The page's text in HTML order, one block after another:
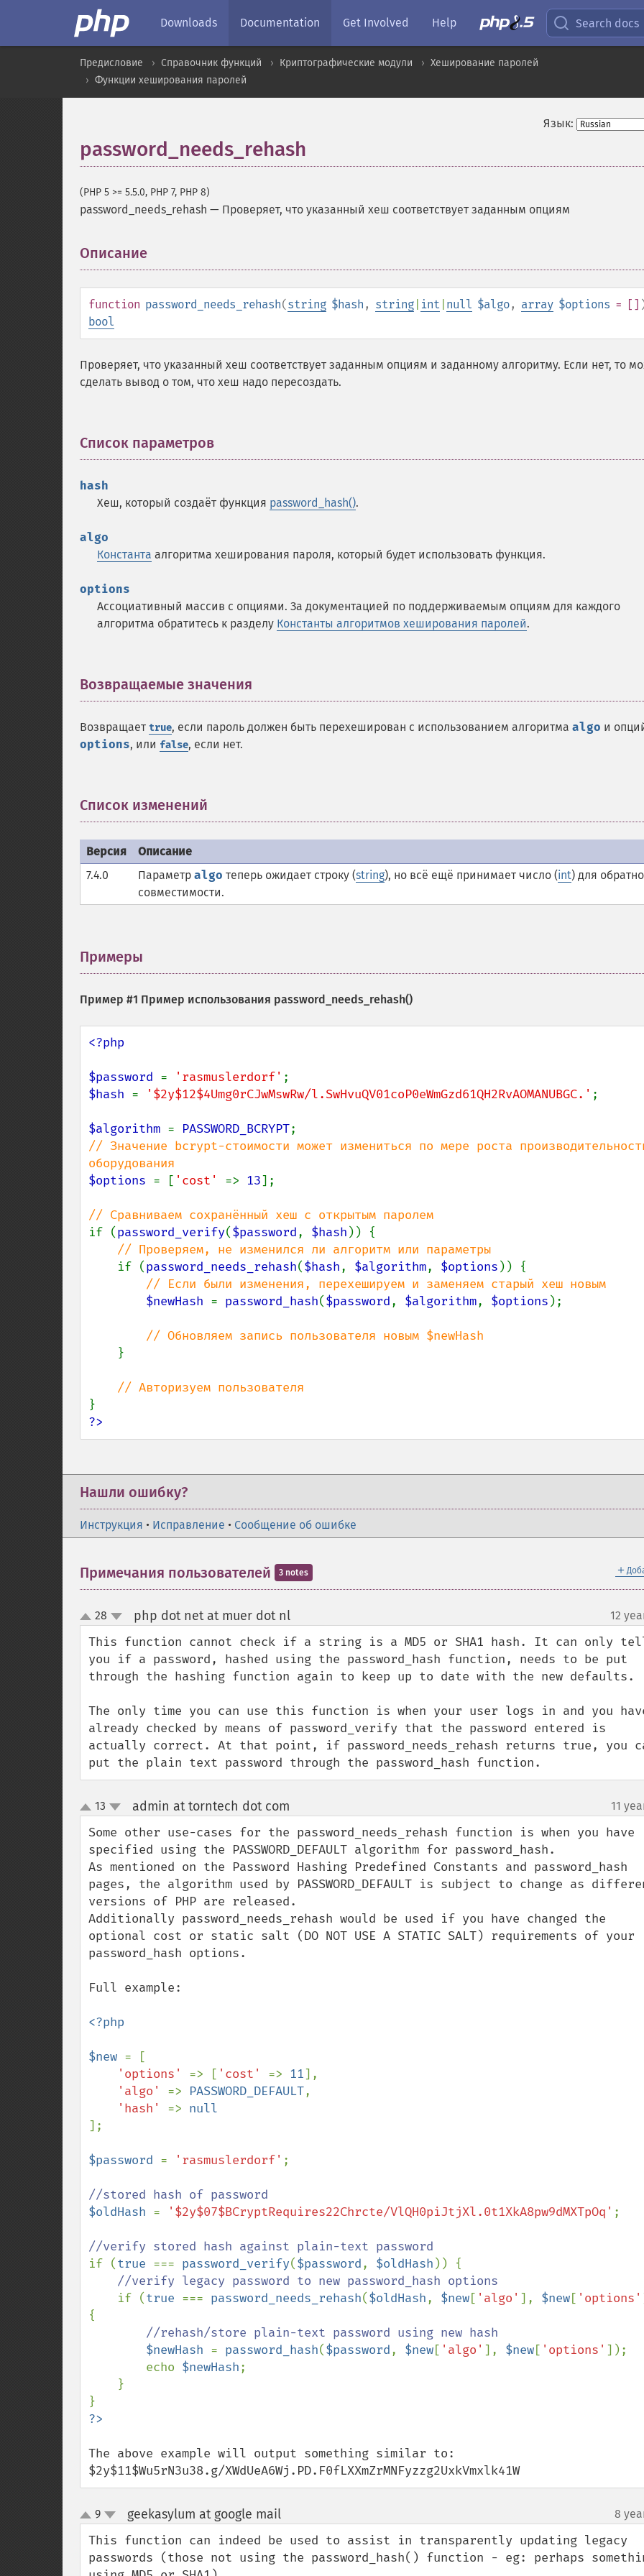
Downloads Documentation Get Involved Help Search docs
Предисловие Справочник функций Криптографические модули
Хеширование паролей
Функции хеширования паролей
Язык:
password_needs_rehash
(PHP 5 >= 5.5.0, PHP 7, PHP 8)
password_needs_rehash — Проверяет, что указанный хеш соответствует заданным опциям
Описание
function password_needs_rehash(string $hash , string int null $algo, array $options = []
bool
Проверяет, что указанный хеш соответствует заданным опциям и заданному алгоритму. Если нет, то
сделать вывод о том, что хеш надо пересоздать.
Список параметров
hash
Хеш, который создаёт функция password_hash().
algo
Константа алгоритма хеширования пароля, который будет использовать функция.
options
Ассоциативный массив с опциями. За документацией по поддерживаемым опциям для каждого
алгоритма обратитесь к разделу Константы алгоритмов хеширования паролей.
Возвращаемые значения
Возвращает true, если пароль должен быть перехеширован с использованием алгоритма algo и
options, или false, если нет.
Список изменений
Версия
Описание
7.4.0
Параметр algo теперь ожидает строку (string), но всё ещё принимает число (int) для
совместимости.
Примеры
Пример #1 Пример использования password_needs_rehash()
<?php
$password = 'rasmuslerdorf'
$hash = '$2y$12$4Umg0rCJwMswRw/l.SwHvuQV01coP0eWmGzd61QH2RvAOMANUBGC.' ;
$algorithm = PASSWORD_BCRYPT
// Значение bcrypt-стоимости может измениться по мере роста
$options = [ 'cost' => 13];
if (password_verify($password, $hash )) {
// Проверяем, не изменился ли алгоритм или параметры
if (password_needs_rehash($hash, $algorithm, $options )) {
// Если были изменения, перехешируем и заменяем старый хеш новым
$newHash = password_hash($password, $algorithm, $options );
// Обновляем запись пользователя новым $newHash
}
?>
Нашли ошибку?
Инструкция • Исправление • Сообщение об ошибке
＋
Примечания пользователей 3 notes
up
down
28 php dot net at muer dot nl¶ 12
This function cannot check if a string is a MD5 or SHA1 hash. It can only
you if a password, hashed using the password_hash function, needs to be put
through the hashing function again to keep up to date with the new defaults.
The only time you can use this function is when your user logs in and you
already checked by means of password_verify that the password entered is
actually correct. At that point, if password_needs_rehash returns true, you
put the plain text password through the password_hash function.
up
down
13 admin at torntech dot com 11
Some other use-cases for the password_needs_rehash function is when you have
specified using the PASSWORD_DEFAULT algorithm for password_hash.
As mentioned on the Password Hashing Predefined Constants and password_hash
pages, the algorithm used by PASSWORD_DEFAULT is subject to change as
versions of PHP are released.
Additionally password_needs_rehash would be used if you have changed the
optional cost or static salt (DO NOT USE A STATIC SALT) requirements of your
password_hash options.
Full example:
<?php
$new = [
'options' => [ 'cost' => 11],
'algo' => PASSWORD_DEFAULT,
'hash' =>
];
$password = 'rasmuslerdorf' ;
$oldHash = '$2y$07$BCryptRequires22Chrcte/VlQH0piJtjXl.0t1XkA8pw9dMXTpOq' ;
if (true === password_verify($password, $oldHash )) {
//verify legacy password to new password_hash options
if (true === password_needs_rehash($oldHash, $new[ 'algo' ], $new[ 'options'
{
//rehash/store plain-text password using new hash
$newHash = password_hash($password, $new[ 'algo' ], $new[ 'options' ]);
        echo
$newHash;
The above example will output something similar to:
$2y$11$Wu5rN3u38.g/XWdUeA6Wj.PD.F0fLXXmZrMNFyzzg2UxkVmxlk41W
up
down
9 geekasylum at google mail¶ 8
This function can indeed be used to assist in transparently updating legacy
passwords (those not using the password_hash() function - eg: perhaps